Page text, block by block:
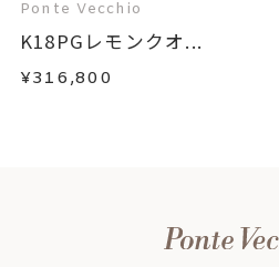
Ponte Vecchio
K18PGレモンクオ...
¥316,800